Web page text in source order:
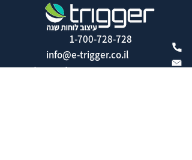
1-700-728-728
info@e-trigger.co.il
אברהם בומה שביט 1 ראשון לציון